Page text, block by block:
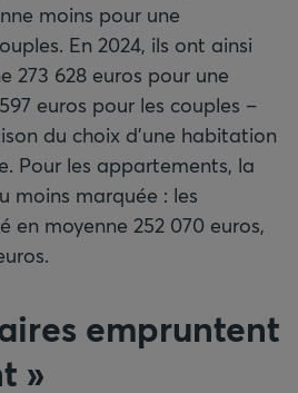
moins pour une
En 2024, ils ont ainsi
273 628 euros pour une
euros pour les couples –
du choix d’une habitation
Pour les appartements, la
moins marquée : les
en moyenne 252 070 euros,
empruntent
»